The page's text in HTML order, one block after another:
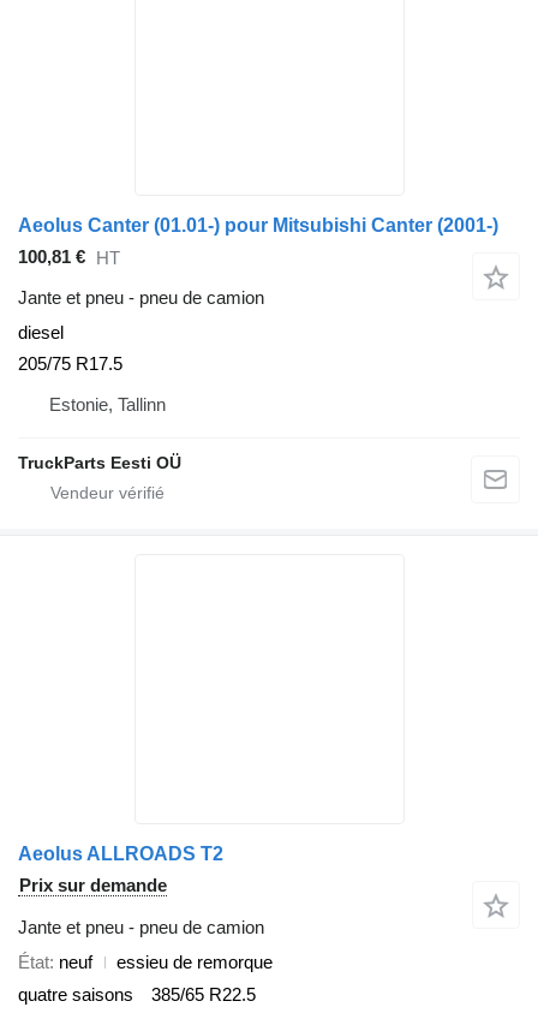
Aeolus Canter (01.01-) pour Mitsubishi Canter (2001-)
100,81 € HT
Jante et pneu - pneu de camion
diesel
205/75 R17.5
Estonie, Tallinn
TruckParts Eesti OÜ
Aeolus ALLROADS T2
Prix sur demande
Jante et pneu - pneu de camion
État neuf
essieu de remorque
quatre saisons
385/65 R22.5